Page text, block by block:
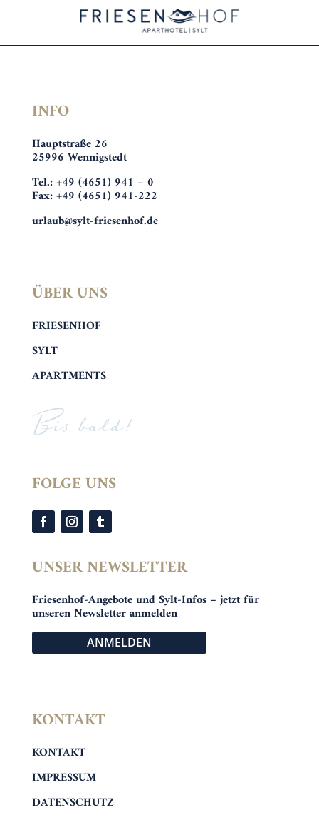
INFO
Hauptstraße 26
25996 Wennigstedt
Tel.: +49 (4651) 941 – 0
Fax: +49 (4651) 941-222
urlaub@sylt-friesenhof.de
ÜBER UNS
FRIESENHOF
SYLT
APARTMENTS
Bis bald!
FOLGE UNS
UNSER NEWSLETTER
Friesenhof-Angebote und Sylt-Infos – jetzt für
unseren Newsletter anmelden
ANMELDEN
KONTAKT
KONTAKT
IMPRESSUM
DATENSCHUTZ